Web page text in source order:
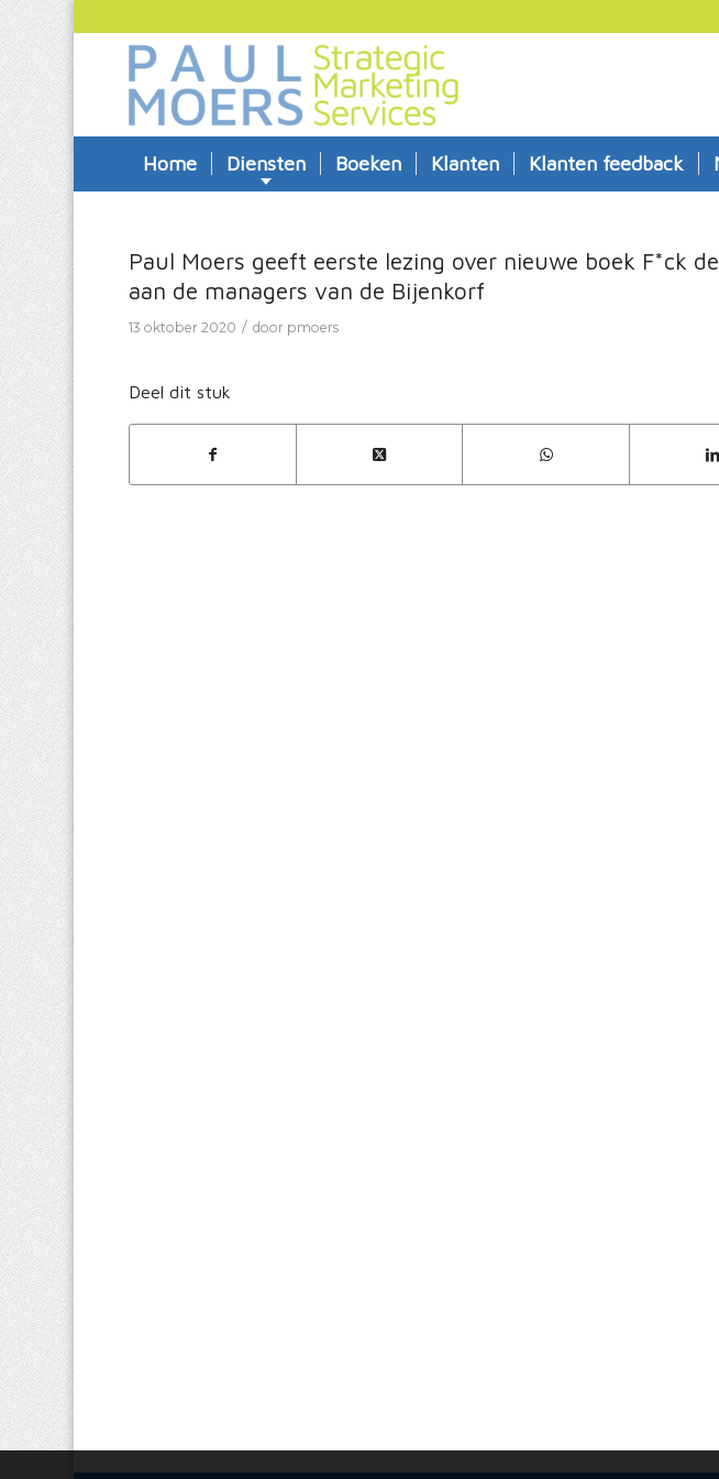
Home Diensten Boeken Klanten Klanten feedback
Paul Moers geeft eerste lezing over nieuwe boek F*ck
aan de managers van de Bijenkorf
13 oktober 2020 / door pmoers
Deel dit stuk